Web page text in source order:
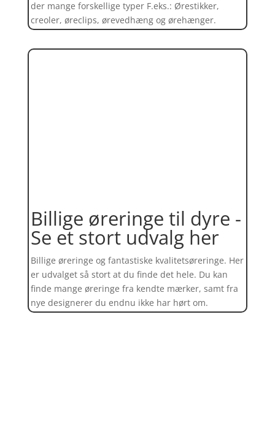
der mange forskellige typer F.eks.: Ørestikker,
creoler, øreclips, ørevedhæng og ørehænger.
Billige øreringe til dyre -
Se et stort udvalg her
Billige øreringe og fantastiske kvalitetsøreringe. Her
er udvalget så stort at du finde det hele. Du kan
finde mange øreringe fra kendte mærker, samt fra
nye designerer du endnu ikke har hørt om.